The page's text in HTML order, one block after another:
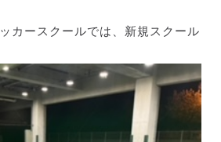
カースクールでは、新規スクール